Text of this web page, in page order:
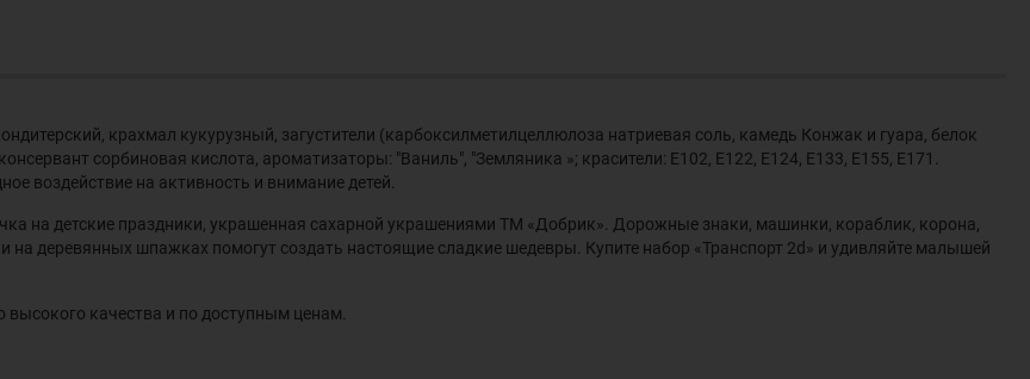
крахмал кукурузный, загустители (карбоксилметилцеллюлоза натриевая соль, камедь Конжак и гуара, белок
сорбиновая кислота, ароматизаторы: "Ваниль", "Земляника »; красители: Е102, Е122, Е124, Е133, Е155, Е171.
воздействие на активность и внимание детей.
на детские праздники, украшенная сахарной украшениями ТМ «Добрик». Дорожные знаки, машинки, кораблик, корона,
деревянных шпажках помогут создать настоящие сладкие шедевры. Купите набор «Транспорт 2d» и удивляйте малышей
качества и по доступным ценам.